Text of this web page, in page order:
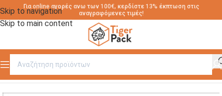
Skip to navigation
Skip to main content
Για online αγορές ανω των 100€, κερδίστε 13% έκπτωση στις
αναγραφόμενες τιμές!
Αρχική σελίδα / ΕΡΓΑΛΕΙΑ ΚΟΥΖΙΝΑΣ